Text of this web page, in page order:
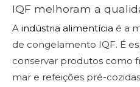
IQF melhoram a
A indústria alimentícia é a
de congelamento IQF. É
conservar produtos como
mar e refeições pré-